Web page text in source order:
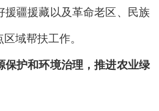
援疆援藏以及革命老区、民族
域帮扶工作。
保护和环境治理，推进农业绿